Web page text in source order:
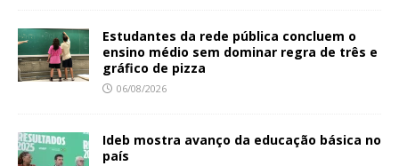
Estudantes da rede pública concluem o
ensino médio sem dominar regra de três e
gráfico de pizza
06/08/2026
Ideb mostra avanço da educação básica no
país